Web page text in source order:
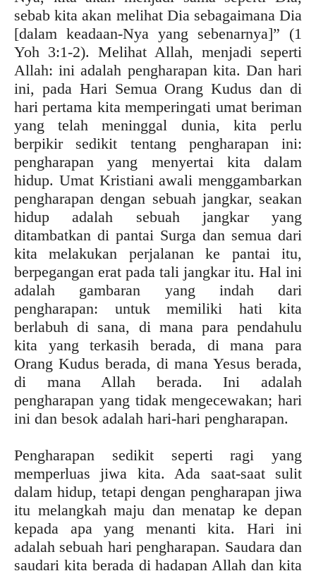
sebab kita akan melihat Dia sebagaimana Dia
[dalam keadaan-Nya yang sebenarnya]” (1
Yoh 3:1-2). Melihat Allah, menjadi seperti
Allah: ini adalah pengharapan kita. Dan hari
ini, pada Hari Semua Orang Kudus dan di
hari pertama kita memperingati umat beriman
yang telah meninggal dunia, kita perlu
berpikir sedikit tentang pengharapan ini:
pengharapan yang menyertai kita dalam
hidup. Umat Kristiani awali menggambarkan
pengharapan dengan sebuah jangkar, seakan
hidup adalah sebuah jangkar yang
ditambatkan di pantai Surga dan semua dari
kita melakukan perjalanan ke pantai itu,
berpegangan erat pada tali jangkar itu. Hal ini
adalah gambaran yang indah dari
pengharapan: untuk memiliki hati kita
berlabuh di sana, di mana para pendahulu
kita yang terkasih berada, di mana para
Orang Kudus berada, di mana Yesus berada,
di mana Allah berada. Ini adalah
pengharapan yang tidak mengecewakan; hari
ini dan besok adalah hari-hari pengharapan.
Pengharapan sedikit seperti ragi yang
memperluas jiwa kita. Ada saat-saat sulit
dalam hidup, tetapi dengan pengharapan jiwa
itu melangkah maju dan menatap ke depan
kepada apa yang menanti kita. Hari ini
adalah sebuah hari pengharapan. Saudara dan
saudari kita berada di hadapan Allah dan kita